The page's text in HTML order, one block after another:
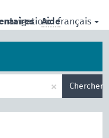
navigation: français
Aide
× Chercher